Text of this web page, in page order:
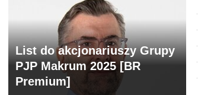
List do akcjonariuszy Grupy
PJP Makrum 2025 [BR
Premium]